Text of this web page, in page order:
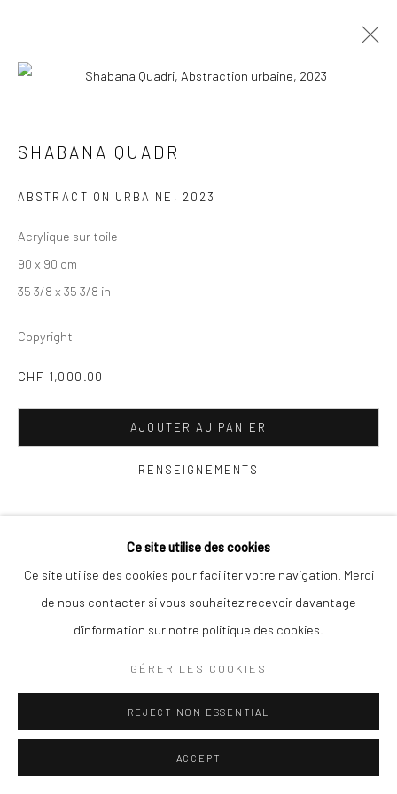
SHABANA QUADRI
BOUTIQUE
COPYRIGHT © 2025 TRACE-ECART ET ALTITUDES
SITE CONÇU PAR ARTLOGIC
Ce site utilise des cookies
Ce site utilise des cookies pour faciliter votre navigation. Merci
de nous contacter si vous souhaitez recevoir davantage
d'information sur notre politique des cookies.
GÉRER LES COOKIES
REJECT NON ESSENTIAL
ACCEPT
SHABANA QUADRI
ABSTRACTION URBAINE , 2023
Acrylique sur toile
90 x 90 cm
35 3/8 x 35 3/8 in
Copyright
CHF 1,000.00
AJOUTER AU PANIER
RENSEIGNEMENTS